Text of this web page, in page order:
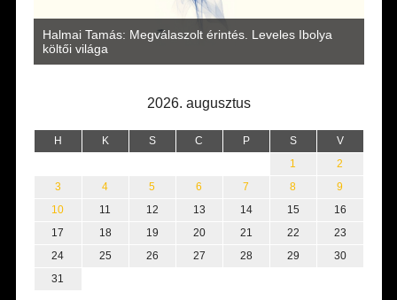
Halmai Tamás: Megválaszolt érintés. Leveles Ibolya
költői világa
2026. augusztus
H K S C P S V
1
2
3
4 5 6 7 8
9
10
11 12 13 14 15
16
17
18 19 20 21 22
23
24
25 26 27 28 29
30
31